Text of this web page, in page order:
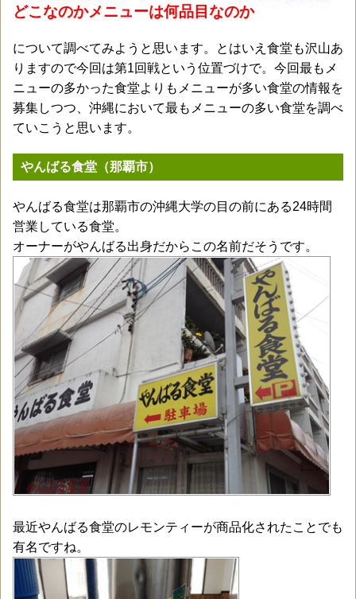
どこなのかメニューは何品目なのか
について調べてみようと思います。とはいえ食堂も沢山あ
りますので今回は第1回戦という位置づけで。今回最もメ
ニューの多かった食堂よりもメニューが多い食堂の情報を
募集しつつ、沖縄において最もメニューの多い食堂を調べ
ていこうと思います。
やんばる食堂（那覇市）
やんばる食堂は那覇市の沖縄大学の目の前にある24時間
営業している食堂。
オーナーがやんばる出身だからこの名前だそうです。
最近やんばる食堂のレモンティーが商品化されたことでも
有名ですね。